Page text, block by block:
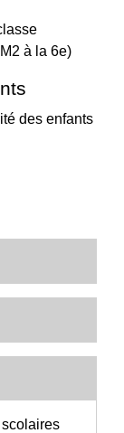
à la 6e)
des enfants